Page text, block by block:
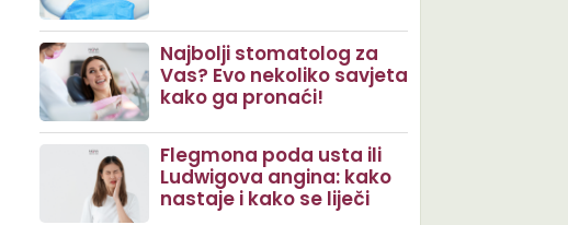
Najbolji stomatolog za
Vas? Evo nekoliko savjeta
kako ga pronaći!
Flegmona poda usta ili
Ludwigova angina: kako
nastaje i kako se liječi